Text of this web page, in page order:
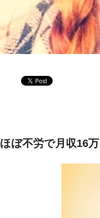
ほぼ不労で月収16